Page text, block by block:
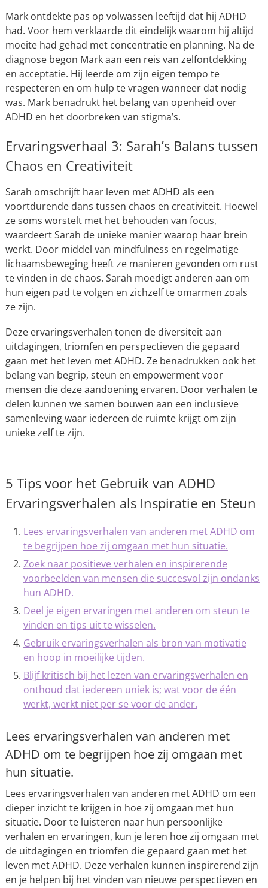
Mark ontdekte pas op volwassen leeftijd dat hij ADHD
had. Voor hem verklaarde dit eindelijk waarom hij altijd
moeite had gehad met concentratie en planning. Na de
diagnose begon Mark aan een reis van zelfontdekking
en acceptatie. Hij leerde om zijn eigen tempo te
respecteren en om hulp te vragen wanneer dat nodig
was. Mark benadrukt het belang van openheid over
ADHD en het doorbreken van stigma’s.
Ervaringsverhaal 3: Sarah’s Balans tussen
Chaos en Creativiteit
Sarah omschrijft haar leven met ADHD als een
voortdurende dans tussen chaos en creativiteit. Hoewel
ze soms worstelt met het behouden van focus,
waardeert Sarah de unieke manier waarop haar brein
werkt. Door middel van mindfulness en regelmatige
lichaamsbeweging heeft ze manieren gevonden om rust
te vinden in de chaos. Sarah moedigt anderen aan om
hun eigen pad te volgen en zichzelf te omarmen zoals
ze zijn.
Deze ervaringsverhalen tonen de diversiteit aan
uitdagingen, triomfen en perspectieven die gepaard
gaan met het leven met ADHD. Ze benadrukken ook het
belang van begrip, steun en empowerment voor
mensen die deze aandoening ervaren. Door verhalen te
delen kunnen we samen bouwen aan een inclusieve
samenleving waar iedereen de ruimte krijgt om zijn
unieke zelf te zijn.
5 Tips voor het Gebruik van ADHD
Ervaringsverhalen als Inspiratie en Steun
Lees ervaringsverhalen van anderen met ADHD om
te begrijpen hoe zij omgaan met hun situatie.
Zoek naar positieve verhalen en inspirerende
voorbeelden van mensen die succesvol zijn ondanks
hun ADHD.
Deel je eigen ervaringen met anderen om steun te
vinden en tips uit te wisselen.
Gebruik ervaringsverhalen als bron van motivatie
en hoop in moeilijke tijden.
Blijf kritisch bij het lezen van ervaringsverhalen en
onthoud dat iedereen uniek is; wat voor de één
werkt, werkt niet per se voor de ander.
Lees ervaringsverhalen van anderen met
ADHD om te begrijpen hoe zij omgaan met
hun situatie.
Lees ervaringsverhalen van anderen met ADHD om een
dieper inzicht te krijgen in hoe zij omgaan met hun
situatie. Door te luisteren naar hun persoonlijke
verhalen en ervaringen, kun je leren hoe zij omgaan met
de uitdagingen en triomfen die gepaard gaan met het
leven met ADHD. Deze verhalen kunnen inspirerend zijn
en je helpen bij het vinden van nieuwe perspectieven en